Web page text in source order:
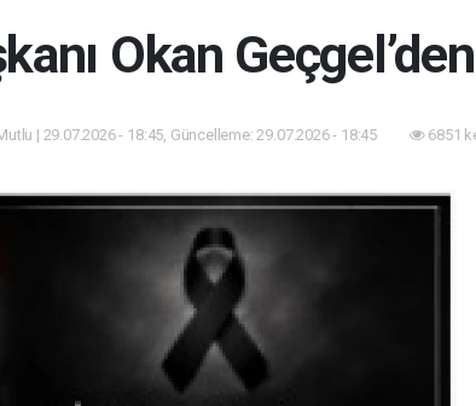
Okan
| 29.07.2026 - 18:45, Güncelleme: 29.07.2026 - 18:45 6851